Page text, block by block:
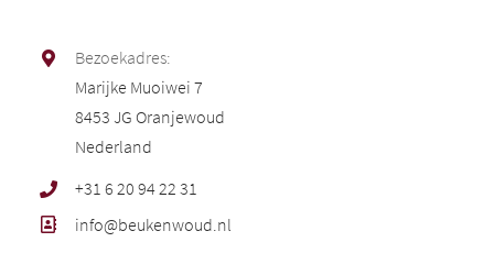
Bezoekadres:
Marijke Muoiwei 7
8453 JG Oranjewoud
Nederland
+31 6 20 94 22 31
info@beukenwoud.nl